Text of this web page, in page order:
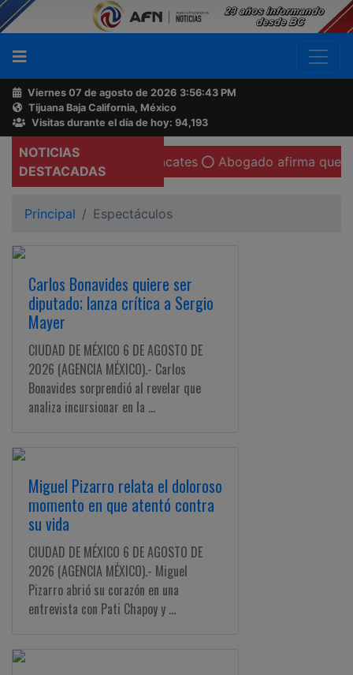
Viernes 07 de agosto de 2026 3:56:44 PM
Tijuana Baja California, México
Visitas durante el día de hoy: 94,193
NOTICIAS
DESTACADAS
regala aguacates Abogado afirma que existen
Principal Espectáculos
Carlos Bonavides quiere ser
diputado; lanza crítica a Sergio
Mayer
CIUDAD DE MÉXICO 6 DE AGOSTO DE
2026 (AGENCIA MÉXICO).- Carlos
Bonavides sorprendió al revelar que
analiza incursionar en la ...
Miguel Pizarro relata el doloroso
momento en que atentó contra
su vida
CIUDAD DE MÉXICO 6 DE AGOSTO DE
2026 (AGENCIA MÉXICO).- Miguel
Pizarro abrió su corazón en una
entrevista con Pati Chapoy y ...
Buscador
Acerca
de
AFN
y
Contacto
Reportero
Ciudadano